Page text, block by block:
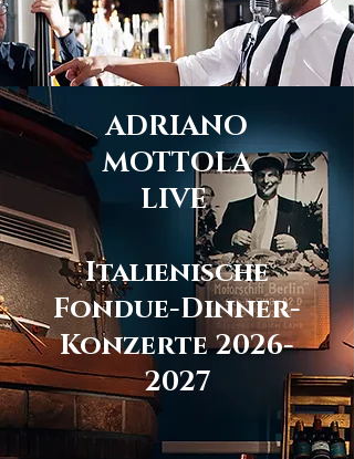
ADRIANO
MOTTOLA
LIVE
Italienische
Fondue-Dinner-
Konzerte 2026-
2027